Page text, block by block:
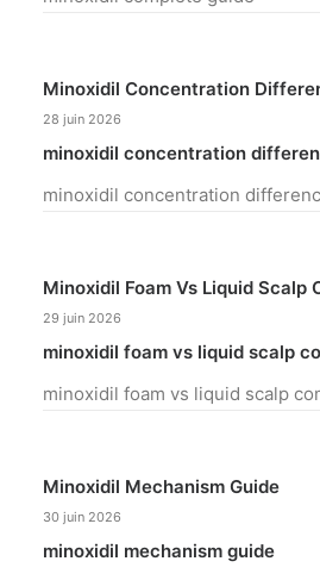
Minoxidil Concentration
28 juin 2026
minoxidil concentration
minoxidil concentration
Minoxidil Foam Vs Liquid Scalp
29 juin 2026
minoxidil foam vs liquid scalp
minoxidil foam vs liquid scalp
Minoxidil Mechanism Guide
30 juin 2026
minoxidil mechanism guide